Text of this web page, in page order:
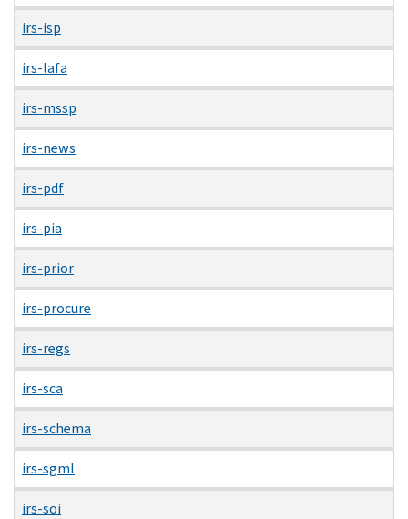
irs-isp
irs-lafa
irs-mssp
irs-news
irs-pdf
irs-pia
irs-prior
irs-procure
irs-regs
irs-sca
irs-schema
irs-sgml
irs-soi